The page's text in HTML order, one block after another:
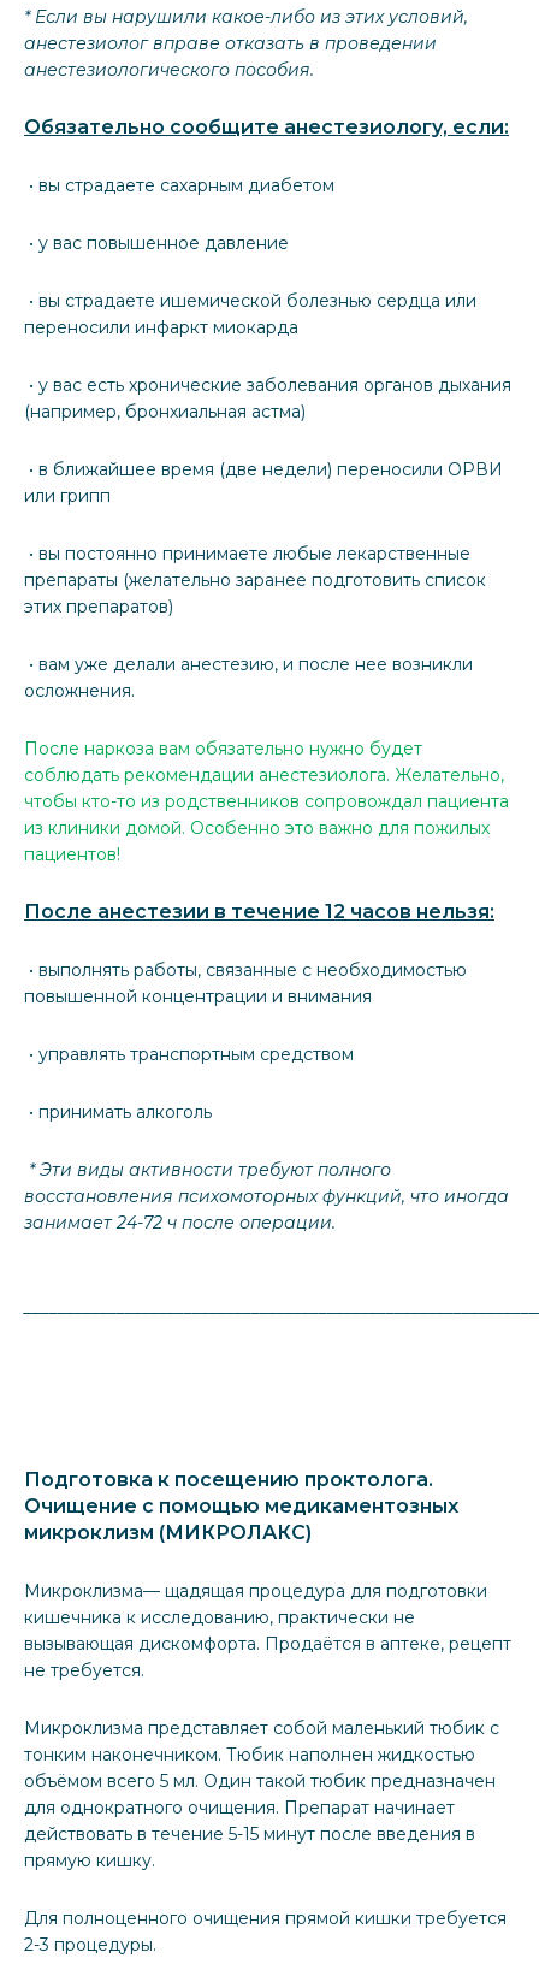
* Если вы нарушили какое-либо из этих условий,
анестезиолог вправе отказать в проведении
анестезиологического пособия.
Обязательно сообщите анестезиологу, если:
• вы страдаете сахарным диабетом
• у вас повышенное давление
• вы страдаете ишемической болезнью сердца или
переносили инфаркт миокарда
• у вас есть хронические заболевания органов дыхания
(например, бронхиальная астма)
• в ближайшее время (две недели) переносили ОРВИ
или грипп
• вы постоянно принимаете любые лекарственные
препараты (желательно заранее подготовить список
этих препаратов)
• вам уже делали анестезию, и после нее возникли
осложнения.
После наркоза вам обязательно нужно будет
соблюдать рекомендации анестезиолога. Желательно,
чтобы кто-то из родственников сопровождал пациента
из клиники домой. Особенно это важно для пожилых
пациентов!
После анестезии в течение 12 часов нельзя:
• выполнять работы, связанные с необходимостью
повышенной концентрации и внимания
• управлять транспортным средством
• принимать алкоголь
* Эти виды активности требуют полного
восстановления психомоторных функций, что иногда
занимает 24-72 ч после операции.
Подготовка к посещению проктолога.
Очищение с помощью медикаментозных
микроклизм (МИКРОЛАКС)
Микроклизма— щадящая процедура для подготовки
кишечника к исследованию, практически не
вызывающая дискомфорта. Продаётся в аптеке, рецепт
не требуется.
Микроклизма представляет собой маленький тюбик с
тонким наконечником. Тюбик наполнен жидкостью
объёмом всего 5 мл. Один такой тюбик предназначен
для однократного очищения. Препарат начинает
действовать в течение 5-15 минут после введения в
прямую кишку.
Для полноценного очищения прямой кишки требуется
2-3 процедуры.